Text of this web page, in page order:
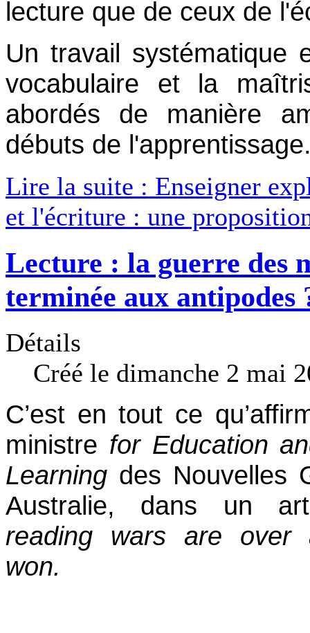
lecture que de ceux de
Un travail systématique
vocabulaire et la
abordés de manière
débuts de
Lire la suite : Enseigner
et l'écriture : une
Lecture : la guerre des
terminée aux antipodes
Détails
Créé le dimanche 2 mai
C’est en tout ce
ministre for Education
Learning des Nouvelles
Australie, dans un
reading wars are over
won.